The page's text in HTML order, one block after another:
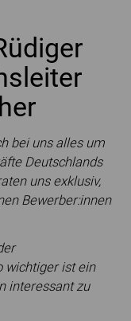
bei uns alles um
Deutschlands
uns exklusiv,
Bewerber:innen
wichtiger ist ein
interessant zu